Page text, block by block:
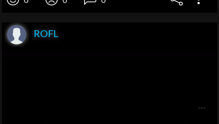
ROFL